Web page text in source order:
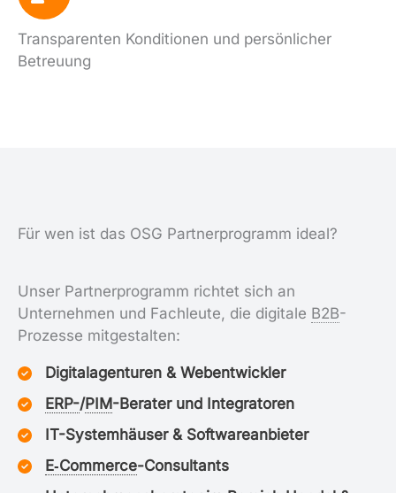
Transparenten Konditionen und persönlicher
Betreuung
Für wen ist das OSG Partnerprogramm ideal?
Unser Partnerprogramm richtet sich an
Unternehmen und Fachleute, die digitale B2B-
Prozesse mitgestalten:
Digitalagenturen & Webentwickler
ERP-/PIM-Berater und Integratoren
IT-Systemhäuser & Softwareanbieter
E‑Commerce-Consultants